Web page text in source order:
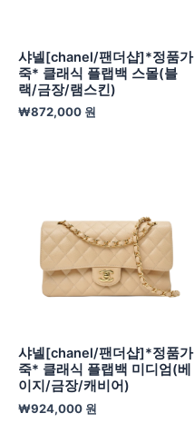
샤넬[chanel/팬더샵]*정품가
죽* 클래식 플랩백 스몰(블
랙/금장/램스킨)
₩872,000 원
샤넬[chanel/팬더샵]*정품가
죽* 클래식 플랩백 미디엄(베
이지/금장/캐비어)
₩924,000 원